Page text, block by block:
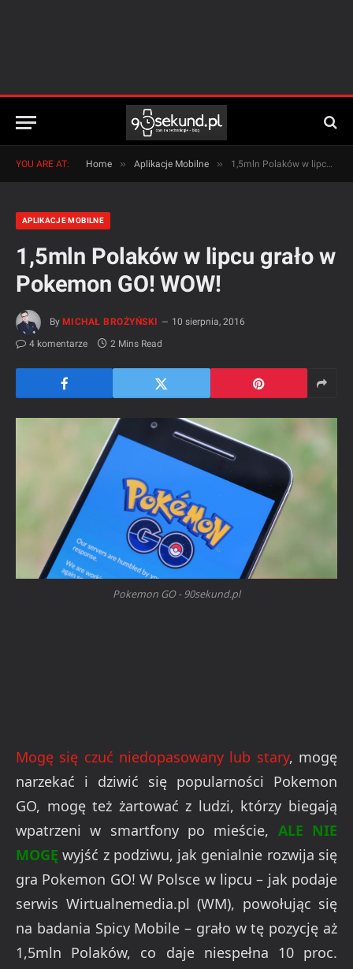
YOU ARE AT: Home » Aplikacje Mobilne » 1,5mln Polaków w lipcu grało w Pokemon GO! WOW!
APLIKACJE MOBILNE
1,5mln Polaków w lipcu grało w
Pokemon GO! WOW!
By MICHAŁ BROŻYŃSKI
10 sierpnia, 2016
4 komentarze
2 Mins Read
Pokemon GO - 90sekund.pl
Mogę się czuć niedopasowany lub stary, mogę
narzekać i dziwić się popularności Pokemon
GO, mogę też żartować z ludzi, którzy biegają
wpatrzeni w smartfony po mieście, ALE NIE
MOGĘ wyjść z podziwu, jak genialnie rozwija się
gra Pokemon GO! W Polsce w lipcu – jak podaje
serwis Wirtualnemedia.pl (WM), powołując się
na badania Spicy Mobile – grało w tę pozycję aż
1,5mln Polaków, co daje niespełna 10 proc.